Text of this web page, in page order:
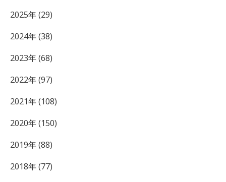
2025年 (29)
2024年 (38)
2023年 (68)
2022年 (97)
2021年 (108)
2020年 (150)
2019年 (88)
2018年 (77)